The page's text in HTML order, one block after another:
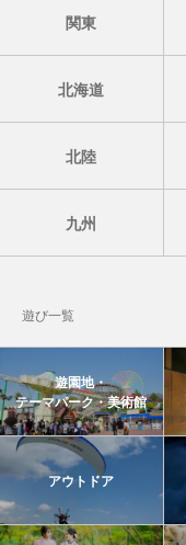
関東
北海道
北陸
九州
遊び一覧
遊園地・
テーマパーク・美術館
アウトドア